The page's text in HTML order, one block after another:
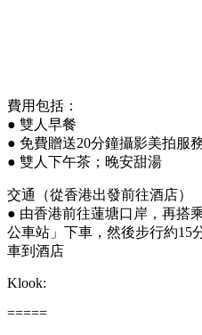
費用包括：
● 雙人早餐
● 免費贈送20分鐘攝影美拍服
● 雙人下午茶；晚安甜湯
交通（從香港出發前往酒店）
● 由香港前往蓮塘口岸，再搭
公車站」下車，然後步行約15
車到酒店
Klook:
=====